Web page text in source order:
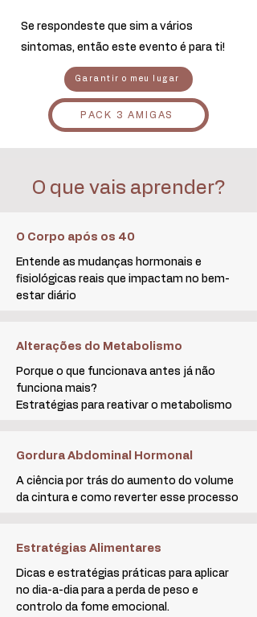
Se respondeste que sim a vários
sintomas, então este evento é para ti!
Garantir o meu lugar
PACK 3 AMIGAS
O que vais aprender?
O Corpo após os 40
Entende as mudanças hormonais e
fisiológicas reais que impactam no bem-
estar diário
Alterações do Metabolismo
Porque o que funcionava antes já não
funciona mais?
Estratégias para reativar o metabolismo
Gordura Abdominal Hormonal
A ciência por trás do aumento do volume
da cintura e como reverter esse processo
Estratégias Alimentares
Dicas e estratégias práticas para aplicar
no dia-a-dia para a perda de peso e
controlo da fome emocional.